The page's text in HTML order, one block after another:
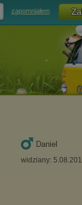
zapomniałem
Daniel
widziany: